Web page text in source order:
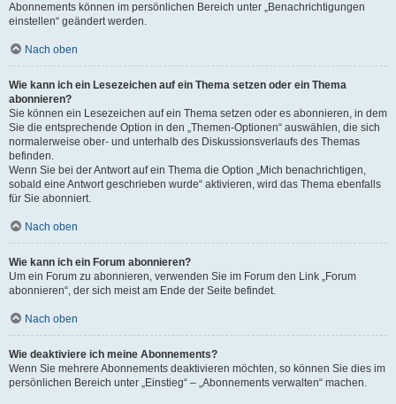
Abonnements können im persönlichen Bereich unter „Benachrichtigungen
einstellen“ geändert werden.
Nach oben
Wie kann ich ein Lesezeichen auf ein Thema setzen oder ein Thema
abonnieren?
Sie können ein Lesezeichen auf ein Thema setzen oder es abonnieren, in dem
Sie die entsprechende Option in den „Themen-Optionen“ auswählen, die sich
normalerweise ober- und unterhalb des Diskussionsverlaufs des Themas
befinden.
Wenn Sie bei der Antwort auf ein Thema die Option „Mich benachrichtigen,
sobald eine Antwort geschrieben wurde“ aktivieren, wird das Thema ebenfalls
für Sie abonniert.
Nach oben
Wie kann ich ein Forum abonnieren?
Um ein Forum zu abonnieren, verwenden Sie im Forum den Link „Forum
abonnieren“, der sich meist am Ende der Seite befindet.
Nach oben
Wie deaktiviere ich meine Abonnements?
Wenn Sie mehrere Abonnements deaktivieren möchten, so können Sie dies im
persönlichen Bereich unter „Einstieg“ – „Abonnements verwalten“ machen.